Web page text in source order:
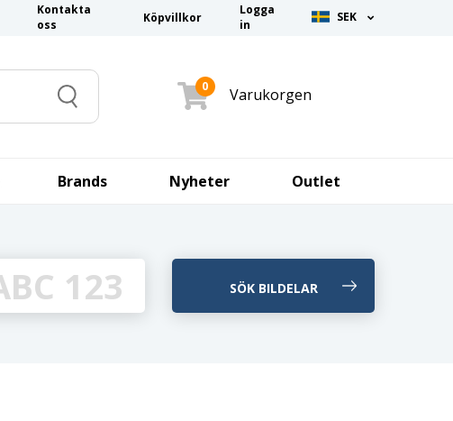
Kontakta
oss
Köpvillkor
Logga
in
SEK
Search
0 Varukorgen
Brands Nyheter Outlet